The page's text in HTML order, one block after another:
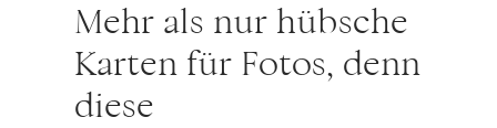
Mehr als nur hübsche
Karten für Fotos, denn
diese